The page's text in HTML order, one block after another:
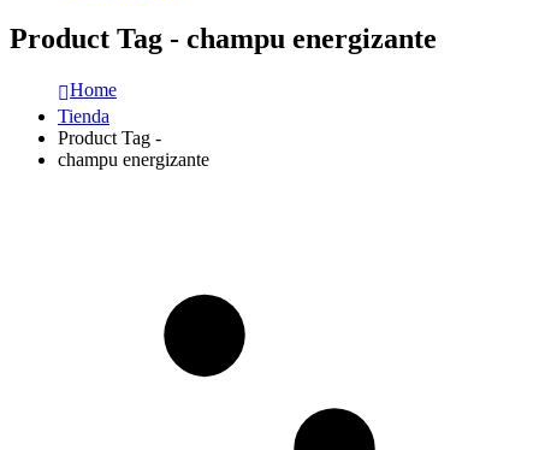
Product Tag - champu energizante
Home
Tienda
Product Tag -
champu energizante